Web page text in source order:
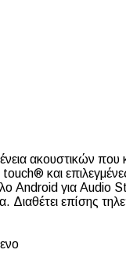
ακουστικών
και
Android για Audio
Διαθέτει επίσης